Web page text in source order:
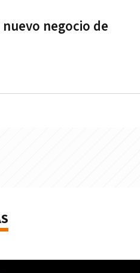
negocio de